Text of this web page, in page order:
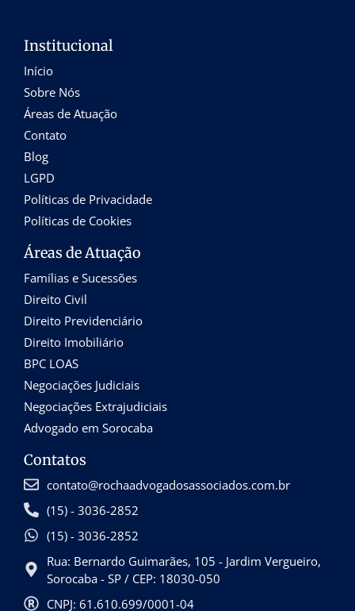
Institucional
Início
Sobre Nós
Áreas de Atuação
Contato
Blog
LGPD
Políticas de Privacidade
Políticas de Cookies
Áreas de Atuação
Famílias e Sucessões
Direito Civil
Direito Previdenciário
Direito Imobiliário
BPC LOAS
Negociações Judiciais
Negociações Extrajudiciais
Advogado em Sorocaba
Contatos
contato@rochaadvogadosassociados.com.br
(15) - 3036-2852
(15) - 3036-2852
Rua: Bernardo Guimarães, 105 - Jardim Vergueiro,
Sorocaba - SP / CEP: 18030-050
CNPJ: 61.610.699/0001-04